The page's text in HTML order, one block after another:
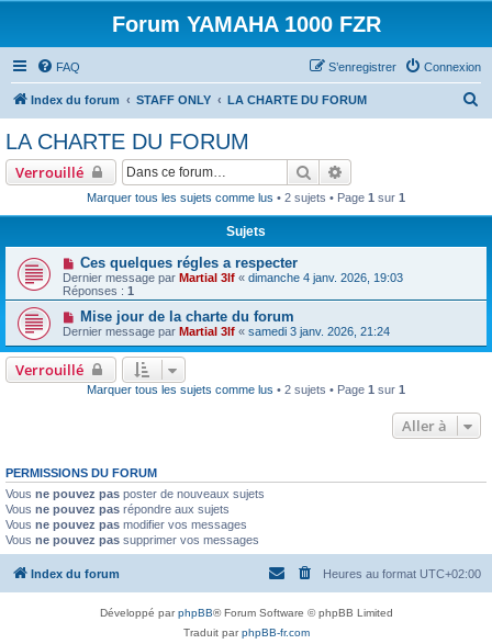
Forum YAMAHA 1000 FZR
FAQ Connexion
S’enregistrer
Index du forum STAFF ONLY LA CHARTE DU FORUM
LA CHARTE DU FORUM
Verrouillé Rechercher
Marquer tous les sujets comme lus • 2 sujets • Page 1 sur 1
Sujets
Ces quelques régles a respecter
Dernier message par Martial 3lf « dimanche 4 janv. 2026, 19:03
Réponses : 1
Mise jour de la charte du forum
Dernier message par Martial 3lf « samedi 3 janv. 2026, 21:24
Verrouillé
Marquer tous les sujets comme lus • 2 sujets • Page 1 sur 1
Aller à
PERMISSIONS DU FORUM
Vous ne pouvez pas poster de nouveaux sujets
Vous ne pouvez pas répondre aux sujets
Vous ne pouvez pas modifier vos messages
Vous ne pouvez pas supprimer vos messages
Index du forum Heures au format UTC+02:00
Développé parphpBB® Forum Software © phpBB Limited
Traduit parphpBB-fr.com